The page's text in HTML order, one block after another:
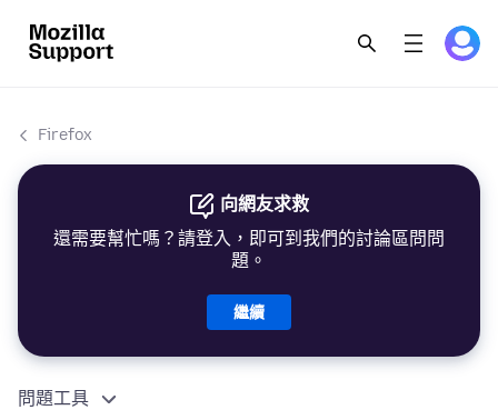
Firefox
向網友求救
還需要幫忙嗎？請登入，即可到我們的討論區問問
題。
繼續
問題工具